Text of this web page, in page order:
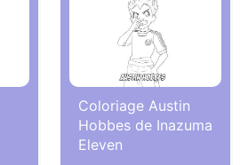
Coloriage Austin
Hobbes de Inazuma
Eleven